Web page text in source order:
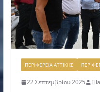
ΠΕΡΙΦΕΡΕΙΑ ΑΤΤΙΚΗΣ
22 Σεπτεμβρίου 2025